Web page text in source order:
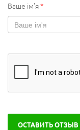
Ваше ім'я*
ОСТАВИТЬ ОТЗЫВ